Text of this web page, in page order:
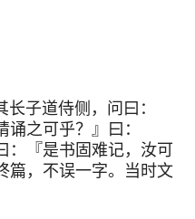
子道侍侧，问曰：
诵之可乎？』曰：
：『是书固难记，汝可
篇，不误一字。当时文